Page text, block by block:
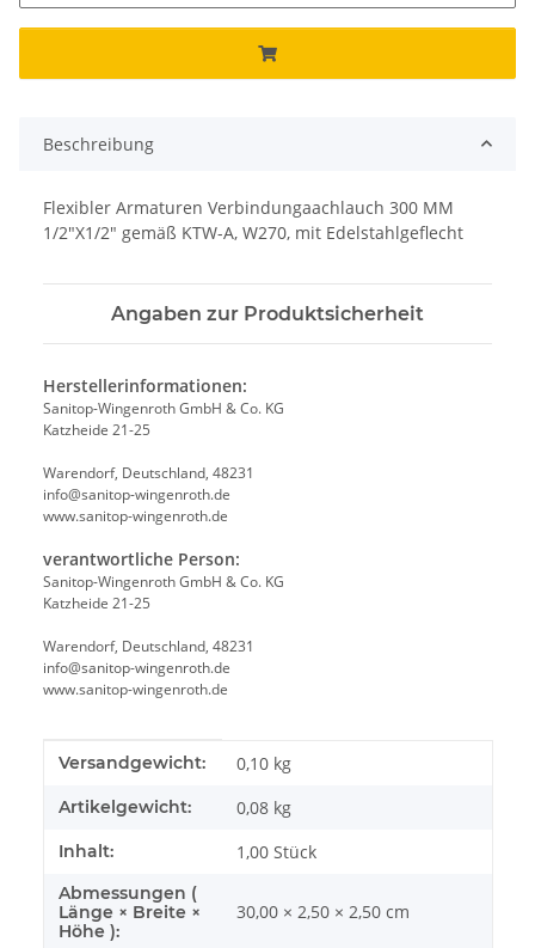
Beschreibung
Flexibler Armaturen Verbindungaachlauch 300 MM
1/2"X1/2" gemäß KTW-A, W270, mit Edelstahlgeflecht
Angaben zur Produktsicherheit
Herstellerinformationen:
Sanitop-Wingenroth GmbH & Co. KG
Katzheide 21-25
Warendorf, Deutschland, 48231
info@sanitop-wingenroth.de
www.sanitop-wingenroth.de
verantwortliche Person:
Sanitop-Wingenroth GmbH & Co. KG
Katzheide 21-25
Warendorf, Deutschland, 48231
info@sanitop-wingenroth.de
www.sanitop-wingenroth.de
Produkteigenschaft
Wert
Versandgewicht: 0,10 kg
Artikelgewicht: 0,08 kg
Inhalt: 1,00 Stück
Abmessungen (
Länge × Breite ×
Höhe ):
30,00 × 2,50 × 2,50 cm